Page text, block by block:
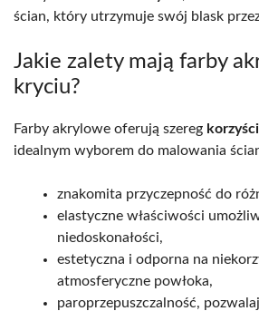
ścian, który utrzymuje swój blask przez
Jakie zalety mają farby
kryciu?
Farby akrylowe oferują szereg korzyści
idealnym wyborem do malowania
znakomita przyczepność do
elastyczne właściwości
niedoskonałości,
estetyczna i odporna na
atmosferyczne powłoka,
paroprzepuszczalność,